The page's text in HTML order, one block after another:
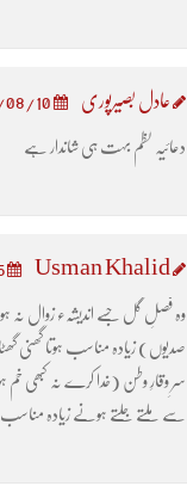
عادل بصیرپوری 08/10
دعائیہ نظم بہت ہی شاندار ہے
Usman Khalid
وہ فصلِ گل جسے اندیشہء زوال نہ
صدیوں) زیادہ مناسب ہوتا گھنی
سرِ وقارِ وطن (خدا کرے نہ کبھی
سے ملتے جلتے ہونے زیادہ